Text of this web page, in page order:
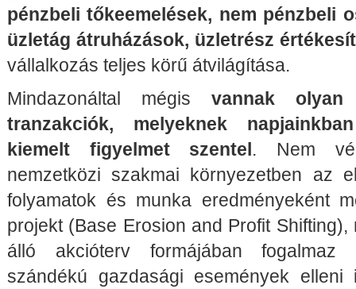
pénzbeli tőkeemelések, nem pénzbeli
üzletág átruházások, üzletrész
vállalkozás teljes körű átvilágítása.
Mindazonáltal mégis vannak
tranzakciók, melyeknek
kiemelt figyelmet szentel. Nem
nemzetközi szakmai környezetben az
folyamatok és munka eredményeként
projekt (Base Erosion and Profit
álló akcióterv formájában fogalmaz
szándékú gazdasági események elleni